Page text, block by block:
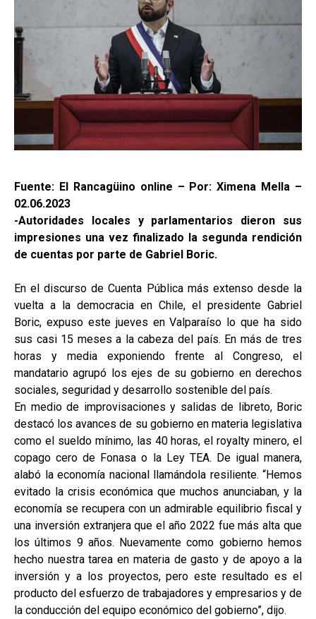
Fuente: El Rancagüino online – Por: Ximena Mella –
02.06.2023
-Autoridades locales y parlamentarios dieron sus
impresiones una vez finalizado la segunda rendición
de cuentas por parte de Gabriel Boric.
En el discurso de Cuenta Pública más extenso desde la
vuelta a la democracia en Chile, el presidente Gabriel
Boric, expuso este jueves en Valparaíso lo que ha sido
sus casi 15 meses a la cabeza del país. En más de tres
horas y media exponiendo frente al Congreso, el
mandatario agrupó los ejes de su gobierno en derechos
sociales, seguridad y desarrollo sostenible del país.
En medio de improvisaciones y salidas de libreto, Boric
destacó los avances de su gobierno en materia legislativa
como el sueldo mínimo, las 40 horas, el royalty minero, el
copago cero de Fonasa o la Ley TEA. De igual manera,
alabó la economía nacional llamándola resiliente. “Hemos
evitado la crisis económica que muchos anunciaban, y la
economía se recupera con un admirable equilibrio fiscal y
una inversión extranjera que el año 2022 fue más alta que
los últimos 9 años. Nuevamente como gobierno hemos
hecho nuestra tarea en materia de gasto y de apoyo a la
inversión y a los proyectos, pero este resultado es el
producto del esfuerzo de trabajadores y empresarios y de
la conducción del equipo económico del gobierno”, dijo.